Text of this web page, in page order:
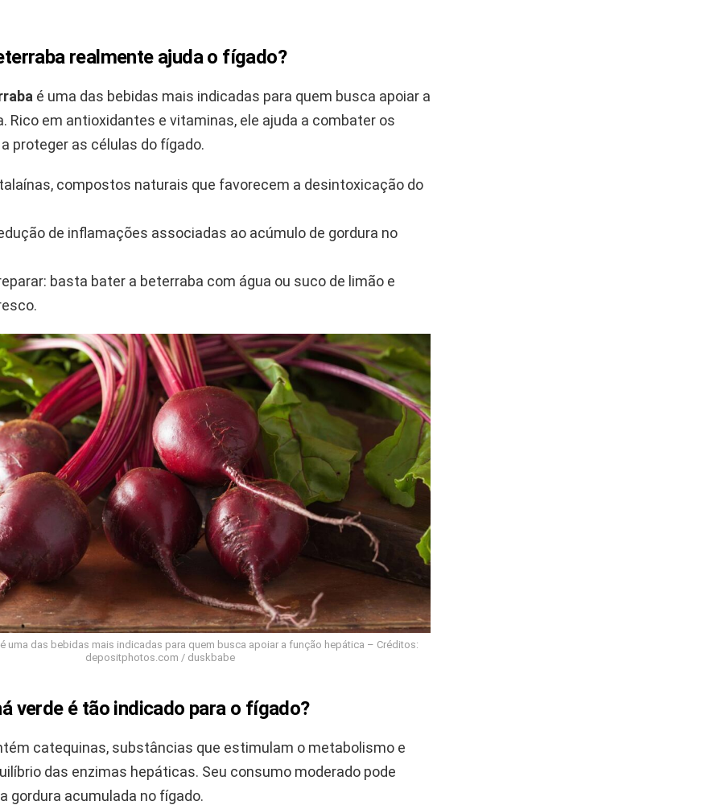
realmente ajuda o fígado?
é uma das bebidas mais indicadas para quem busca apoiar a
Rico em antioxidantes e vitaminas, ele ajuda a combater os
proteger as células do fígado.
compostos naturais que favorecem a desintoxicação do
de inflamações associadas ao acúmulo de gordura no
basta bater a beterraba com água ou suco de limão e
uma das bebidas mais indicadas para quem busca apoiar a função hepática – Créditos:
depositphotos.com / duskbabe
verde é tão indicado para o fígado?
catequinas, substâncias que estimulam o metabolismo e
das enzimas hepáticas. Seu consumo moderado pode
gordura acumulada no fígado.